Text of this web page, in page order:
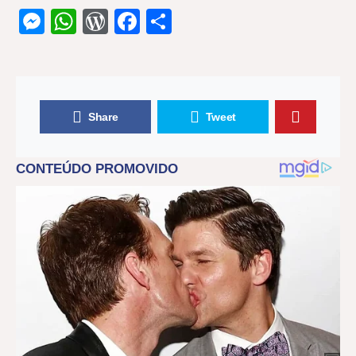
Messenger
WhatsApp
WordPress
Facebook
Share Tweet